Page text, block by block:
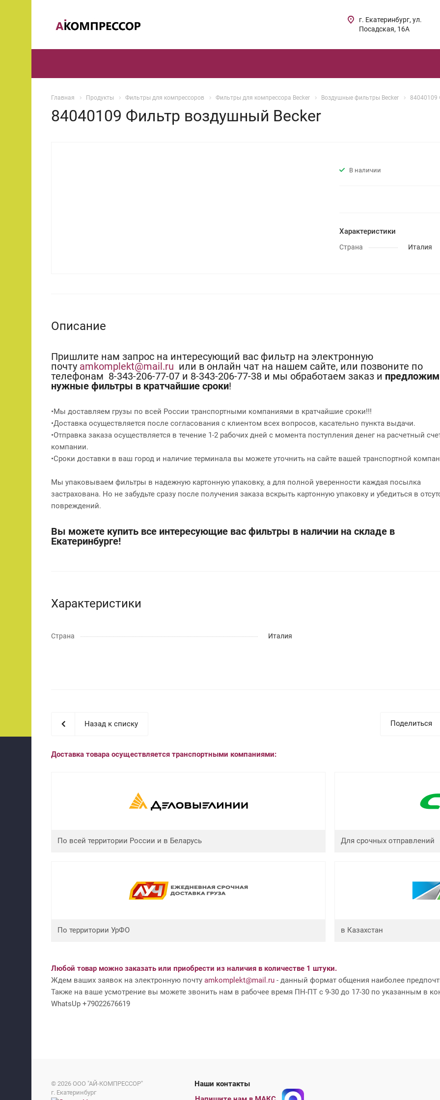
г. Екатеринбург, ул.
Посадская, 16А
Главная Продукты Фильтры для компрессоров Фильтры для компрессора Becker Воздушные фильтры Becker 84040109
84040109 Фильтр воздушный Becker
В наличии
Характеристики
Страна Италия
Описание
Пришлите нам запрос на интересующий вас фильтр на электронную
почту amkomplekt@mail.ru или в онлайн чат на нашем сайте, или позвоните по
телефонам 8-343-206-77-07 и 8-343-206-77-38 и мы обработаем заказ и
нужные фильтры в кратчайшие сроки!
•Мы доставляем грузы по всей России транспортными компаниями в кратчайшие сроки!!!
•Доставка осуществляется после согласования с клиентом всех вопросов, касательно пункта выдачи.
•Отправка заказа осуществляется в течение 1-2 рабочих дней с момента поступления денег на расчетный
компании.
•Сроки доставки в ваш город и наличие терминала вы можете уточнить на сайте вашей транспортной
Мы упаковываем фильтры в надежную картонную упаковку, а для полной уверенности каждая посылка
застрахована. Но не забудьте сразу после получения заказа вскрыть картонную упаковку и убедиться в
повреждений.
Вы можете купить все интересующие вас фильтры в наличии на складе в
Екатеринбурге!
Характеристики
Страна Италия
Поделиться
Назад к списку
Доставка товара осуществляется транспортными компаниями:
По всей территории России и в Беларусь Для срочных отправлений
По территории УрФО в Казахстан
Любой товар можно заказать или приобрести из наличия в количестве 1 штуки.
Ждем ваших заявок на электронную почту amkomplekt@mail.ru - данный формат общения наиболее
Также на ваше усмотрение вы можете звонить нам в рабочее время ПН-ПТ с 9-30 до 17-30 по указанным в
WhatsUp +79022676619
© 2026 ООО "АЙ-КОМПРЕССОР"
г. Екатеринбург
Наши контакты